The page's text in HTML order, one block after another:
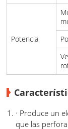
Potencia
· Produce un
que las